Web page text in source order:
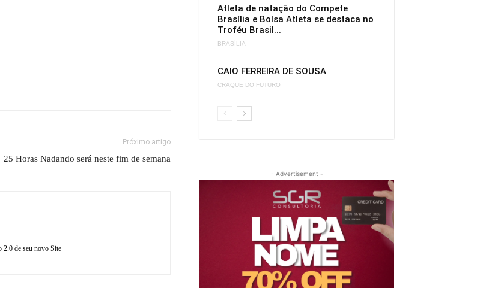
Próximo artigo
25 Horas Nadando será neste fim de semana
2.0 de seu novo Site
Atleta de natação do Compete
Brasília e Bolsa Atleta se destaca no
Troféu Brasil...
BRASÍLIA
CAIO FERREIRA DE SOUSA
CRAQUE DO FUTURO
- Advertisement -